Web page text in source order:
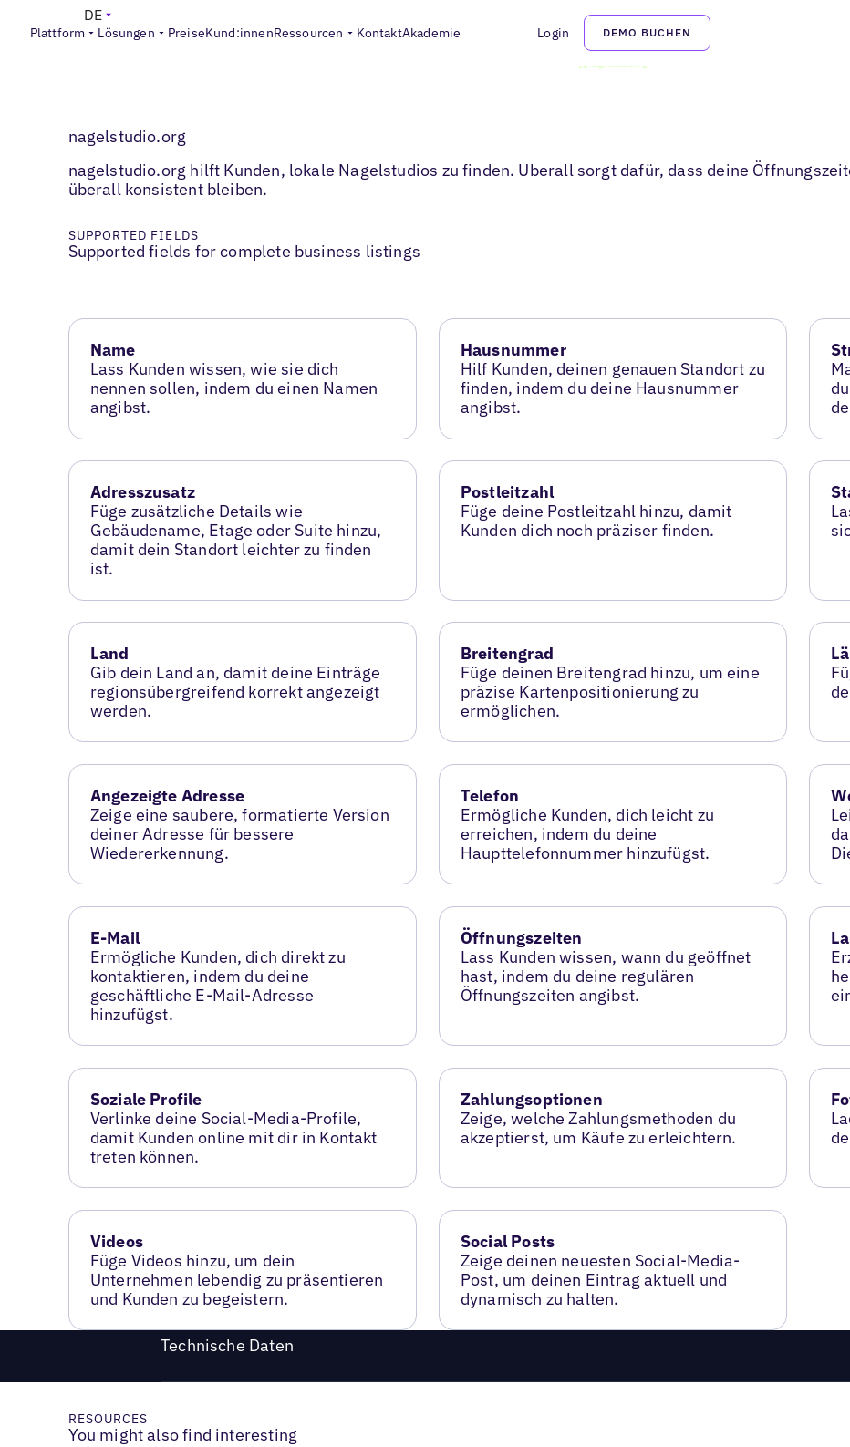
Plattform Lösungen PreiseKund:innenRessourcen KontaktAkademie Login DEMO BUCHEN
DE
nagelstudio.org
nagelstudio.org hilft Kunden, lokale Nagelstudios zu finden. Uberall sorgt dafür, dass deine
überall konsistent bleiben.
SUPPORTED FIELDS
Supported fields for complete business listings
Name
Lass Kunden wissen, wie sie dich
nennen sollen, indem du einen Namen
angibst.
Hausnummer
Hilf Kunden, deinen genauen Standort zu
finden, indem du deine Hausnummer
angibst.
Adresszusatz
Füge zusätzliche Details wie
Gebäudename, Etage oder Suite hinzu,
damit dein Standort leichter zu finden
ist.
Postleitzahl
Füge deine Postleitzahl hinzu, damit
Kunden dich noch präziser finden.
Land
Gib dein Land an, damit deine Einträge
regionsübergreifend korrekt angezeigt
werden.
Breitengrad
Füge deinen Breitengrad hinzu, um eine
präzise Kartenpositionierung zu
ermöglichen.
Angezeigte Adresse
Zeige eine saubere, formatierte Version
deiner Adresse für bessere
Wiedererkennung.
Telefon
Ermögliche Kunden, dich leicht zu
erreichen, indem du deine
Haupttelefonnummer hinzufügst.
E-Mail
Ermögliche Kunden, dich direkt zu
kontaktieren, indem du deine
geschäftliche E-Mail-Adresse
hinzufügst.
Öffnungszeiten
Lass Kunden wissen, wann du geöffnet
hast, indem du deine regulären
Öffnungszeiten angibst.
Soziale Profile
Verlinke deine Social-Media-Profile,
damit Kunden online mit dir in Kontakt
treten können.
Zahlungsoptionen
Zeige, welche Zahlungsmethoden du
akzeptierst, um Käufe zu erleichtern.
Videos
Füge Videos hinzu, um dein
Unternehmen lebendig zu präsentieren
und Kunden zu begeistern.
Social Posts
Zeige deinen neuesten Social-Media-
Post, um deinen Eintrag aktuell und
dynamisch zu halten.
Technische Daten
RESOURCES
You might also find interesting